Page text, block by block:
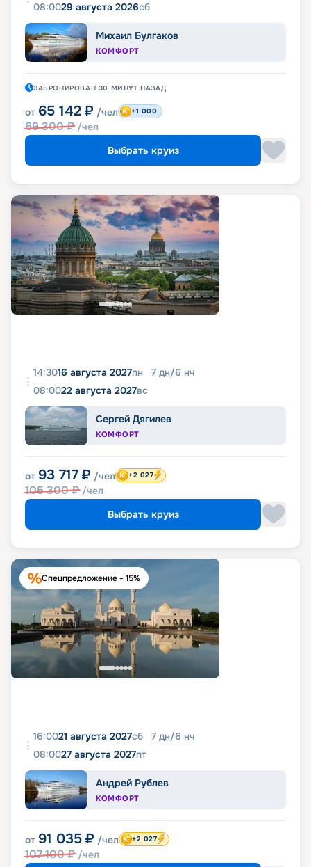
08:0029 августа 2026сб
Михаил Булгаков
КОМФОРТ
ЗАБРОНИРОВАН 30 МИНУТ НАЗАД
от 65 142 ₽ /чел
69 300₽ /чел
+1 000
Выбрать круиз
14:3016 августа 2027пн 7 дн/6 нч
08:0022 августа 2027вс
Сергей Дягилев
КОМФОРТ
от 93 717 ₽ /чел
105 300₽ /чел
+2 027
Выбрать круиз
Спецпредложение - 15%
16:0021 августа 2027сб 7 дн/6 нч
08:0027 августа 2027пт
Андрей Рублев
КОМФОРТ
от 91 035 ₽ /чел
107 100₽ /чел
+2 027